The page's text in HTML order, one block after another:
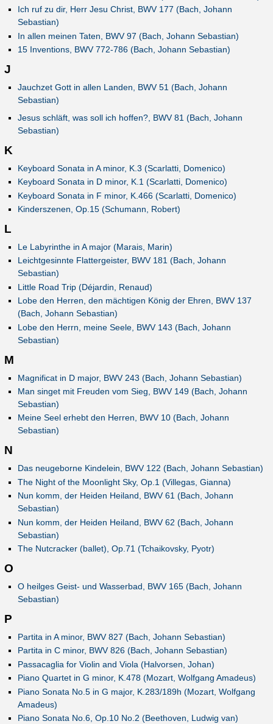
Ich ruf zu dir, Herr Jesu Christ, BWV 177 (Bach, Johann
Sebastian)
In allen meinen Taten, BWV 97 (Bach, Johann Sebastian)
15 Inventions, BWV 772-786 (Bach, Johann Sebastian)
J
Jauchzet Gott in allen Landen, BWV 51 (Bach, Johann
Sebastian)
Jesus schläft, was soll ich hoffen?, BWV 81 (Bach, Johann
Sebastian)
K
Keyboard Sonata in A minor, K.3 (Scarlatti, Domenico)
Keyboard Sonata in D minor, K.1 (Scarlatti, Domenico)
Keyboard Sonata in F minor, K.466 (Scarlatti, Domenico)
Kinderszenen, Op.15 (Schumann, Robert)
L
Le Labyrinthe in A major (Marais, Marin)
Leichtgesinnte Flattergeister, BWV 181 (Bach, Johann
Sebastian)
Little Road Trip (Déjardin, Renaud)
Lobe den Herren, den mächtigen König der Ehren, BWV 137
(Bach, Johann Sebastian)
Lobe den Herrn, meine Seele, BWV 143 (Bach, Johann
Sebastian)
M
Magnificat in D major, BWV 243 (Bach, Johann Sebastian)
Man singet mit Freuden vom Sieg, BWV 149 (Bach, Johann
Sebastian)
Meine Seel erhebt den Herren, BWV 10 (Bach, Johann
Sebastian)
N
Das neugeborne Kindelein, BWV 122 (Bach, Johann Sebastian)
The Night of the Moonlight Sky, Op.1 (Villegas, Gianna)
Nun komm, der Heiden Heiland, BWV 61 (Bach, Johann
Sebastian)
Nun komm, der Heiden Heiland, BWV 62 (Bach, Johann
Sebastian)
The Nutcracker (ballet), Op.71 (Tchaikovsky, Pyotr)
O
O heilges Geist- und Wasserbad, BWV 165 (Bach, Johann
Sebastian)
P
Partita in A minor, BWV 827 (Bach, Johann Sebastian)
Partita in C minor, BWV 826 (Bach, Johann Sebastian)
Passacaglia for Violin and Viola (Halvorsen, Johan)
Piano Quartet in G minor, K.478 (Mozart, Wolfgang Amadeus)
Piano Sonata No.5 in G major, K.283/189h (Mozart, Wolfgang
Amadeus)
Piano Sonata No.6, Op.10 No.2 (Beethoven, Ludwig van)